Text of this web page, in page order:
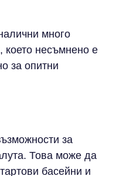
много
което несъмнено е
за опитни
за
Това може да
басейни и